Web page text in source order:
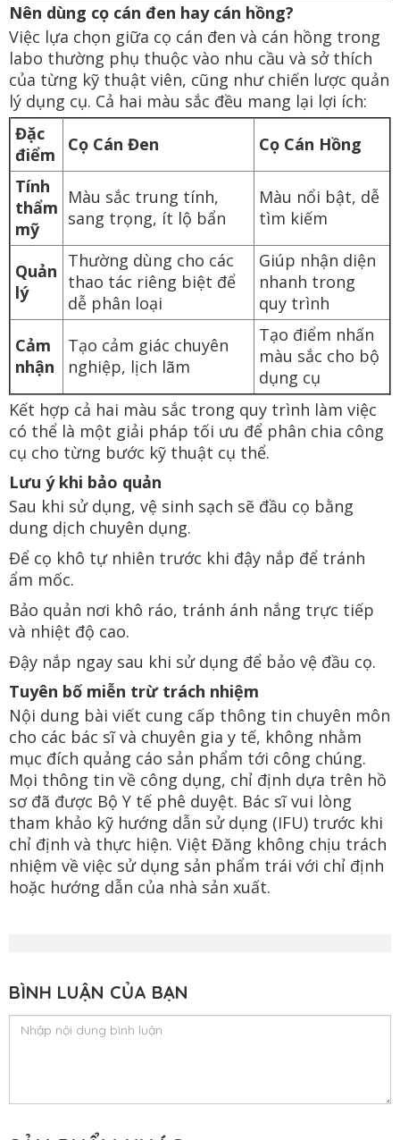
Nên dùng cọ cán đen hay cán hồng?
Việc lựa chọn giữa cọ cán đen và cán hồng trong
labo thường phụ thuộc vào nhu cầu và sở thích
của từng kỹ thuật viên, cũng như chiến lược quản
lý dụng cụ. Cả hai màu sắc đều mang lại lợi ích:
Đặc
điểm
Cọ Cán Đen
Cọ Cán Hồng
Tính
thẩm
mỹ
Màu sắc trung tính,
sang trọng, ít lộ bẩn
Màu nổi bật, dễ
tìm kiếm
Quản
lý
Thường dùng cho các
thao tác riêng biệt để
dễ phân loại
Giúp nhận diện
nhanh trong
quy trình
Cảm
nhận
Tạo cảm giác chuyên
nghiệp, lịch lãm
Tạo điểm nhấn
màu sắc cho bộ
dụng cụ
Kết hợp cả hai màu sắc trong quy trình làm việc
có thể là một giải pháp tối ưu để phân chia công
cụ cho từng bước kỹ thuật cụ thể.
Lưu ý khi bảo quản
Sau khi sử dụng, vệ sinh sạch sẽ đầu cọ bằng
dung dịch chuyên dụng.
Để cọ khô tự nhiên trước khi đậy nắp để tránh
ẩm mốc.
Bảo quản nơi khô ráo, tránh ánh nắng trực tiếp
và nhiệt độ cao.
Đậy nắp ngay sau khi sử dụng để bảo vệ đầu cọ.
Tuyên bố miễn trừ trách nhiệm
Nội dung bài viết cung cấp thông tin chuyên môn
cho các bác sĩ và chuyên gia y tế, không nhằm
mục đích quảng cáo sản phẩm tới công chúng.
Mọi thông tin về công dụng, chỉ định dựa trên hồ
sơ đã được Bộ Y tế phê duyệt. Bác sĩ vui lòng
tham khảo kỹ hướng dẫn sử dụng (IFU) trước khi
chỉ định và thực hiện. Việt Đăng không chịu trách
nhiệm về việc sử dụng sản phẩm trái với chỉ định
hoặc hướng dẫn của nhà sản xuất.
BÌNH LUẬN CỦA BẠN